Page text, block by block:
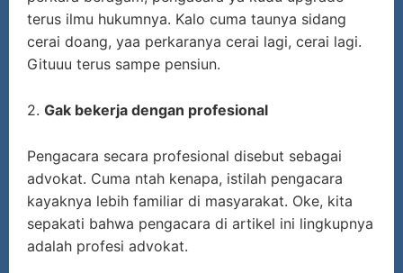
terus ilmu hukumnya. Kalo cuma taunya sidang
cerai doang, yaa perkaranya cerai lagi, cerai lagi.
Gituuu terus sampe pensiun.
2. Gak bekerja dengan profesional
Pengacara secara profesional disebut sebagai
advokat. Cuma ntah kenapa, istilah pengacara
kayaknya lebih familiar di masyarakat. Oke, kita
sepakati bahwa pengacara di artikel ini lingkupnya
adalah profesi advokat.